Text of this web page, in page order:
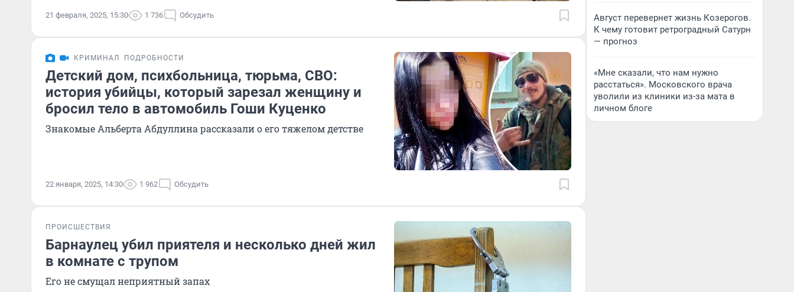
21 февраля, 2025, 15:30 1 736 Обсудить
КРИМИНАЛ ПОДРОБНОСТИ
Детский дом, психбольница, тюрьма, СВО:
история убийцы, который зарезал женщину и
бросил тело в автомобиль Гоши Куценко
Знакомые Альберта Абдуллина рассказали о его тяжелом детстве
22 января, 2025, 14:30 1 962 Обсудить
ПРОИСШЕСТВИЯ
Барнаулец убил приятеля и несколько дней жил
в комнате с трупом
Его не смущал неприятный запах
Август перевернет жизнь Козерогов.
К чему готовит ретроградный Сатурн
— прогноз
«Мне сказали, что нам нужно
расстаться». Московского врача
уволили из клиники из-за мата в
личном блоге